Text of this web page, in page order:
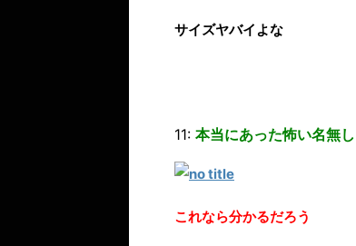
サイズヤバイよな
11: 本当にあった怖い名無し
これなら分かるだろう